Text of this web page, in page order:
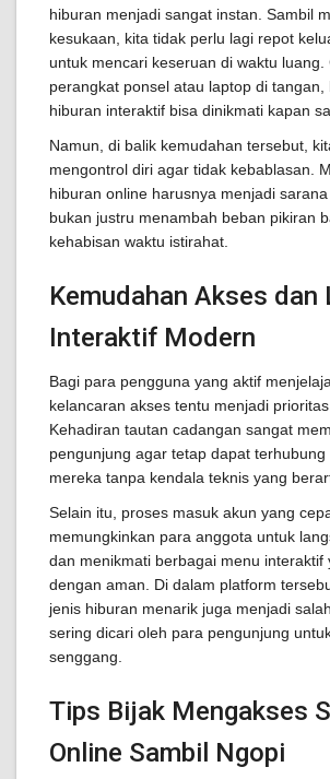
hiburan menjadi sangat instan. Sambil
kesukaan, kita tidak perlu lagi repot
untuk mencari keseruan di waktu luang.
perangkat ponsel atau laptop di tangan,
hiburan interaktif bisa dinikmati kapan
Namun, di balik kemudahan tersebut,
mengontrol diri agar tidak kebablasan.
hiburan online harusnya menjadi
bukan justru menambah beban pikiran
kehabisan waktu istirahat.
Kemudahan Akses dan
Interaktif Modern
Bagi para pengguna yang aktif
kelancaran akses tentu menjadi prioritas
Kehadiran tautan cadangan sangat
pengunjung agar tetap dapat
mereka tanpa kendala teknis yang
Selain itu, proses masuk akun yang
memungkinkan para anggota untuk
dan menikmati berbagai menu interaktif
dengan aman. Di dalam platform
jenis hiburan menarik juga menjadi
sering dicari oleh para pengunjung
senggang.
Tips Bijak Mengakses
Online Sambil Ngopi